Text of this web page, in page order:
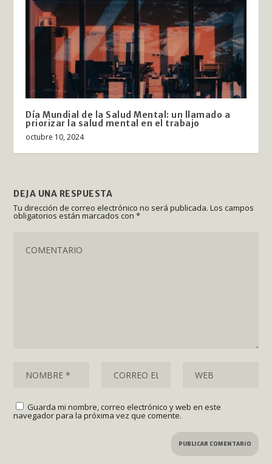
Día Mundial de la Salud Mental: un llamado a
priorizar la salud mental en el trabajo
octubre 10, 2024
DEJA UNA RESPUESTA
Tu dirección de correo electrónico no será publicada. Los campos
obligatorios están marcados con*
Guarda mi nombre, correo electrónico y web en este
navegador para la próxima vez que comente.